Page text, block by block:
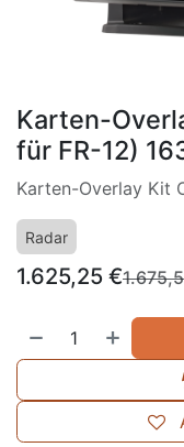
Karten-
für FR-12)
Karten-Overlay Kit
Radar
1.625,25 €